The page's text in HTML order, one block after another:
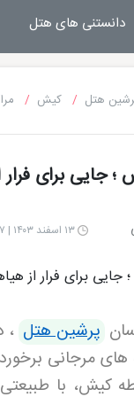
خبری پرشین هتل
دانستنی های هتل
هتل کیش
؛ جایی برای
۱۳ اسفند ۱۴۰۳ | ۱۵:۱۷
پرشین هتل ،
مرجانی برخورد
کیش، با
هتل ترنج کیش